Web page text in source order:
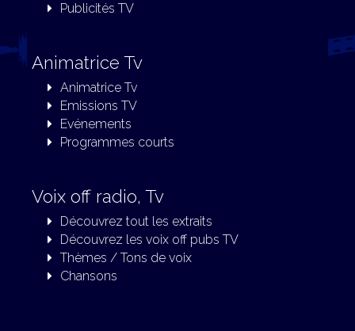
Publicités TV
Animatrice Tv
Animatrice Tv
Emissions TV
Evénements
Programmes courts
Voix off radio, Tv
Découvrez tout les extraits
Découvrez les voix off pubs TV
Thèmes / Tons de voix
Chansons